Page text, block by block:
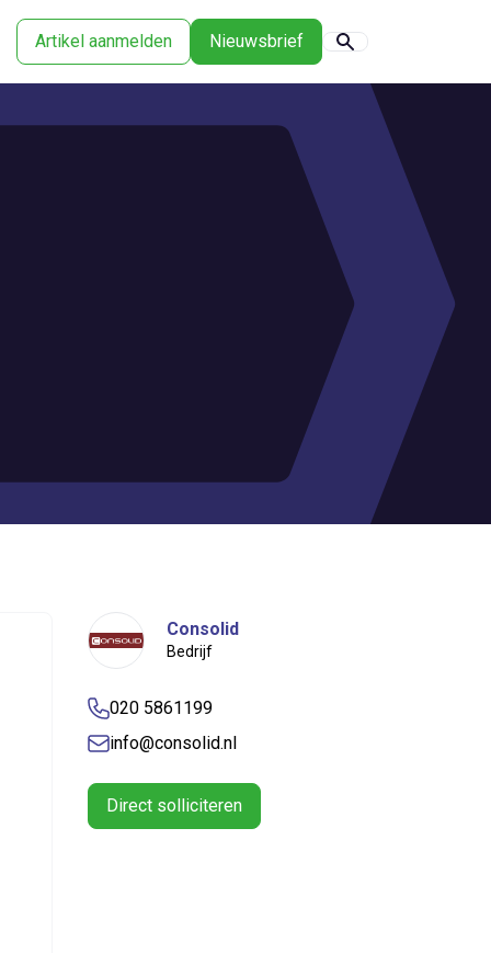
Artikel aanmelden Nieuwsbrief
Consolid
Bedrijf
020 5861199
info@consolid.nl
Direct solliciteren